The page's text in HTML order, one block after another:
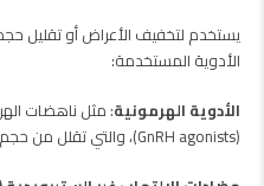
يستخدم لتخفيف الأعراض أو تقليل حجم
الأدوية المستخدمة:
الأدوية الهرمونية: مثل ناهضات
(GnRH agonists)
، والتي تقلل من حجم